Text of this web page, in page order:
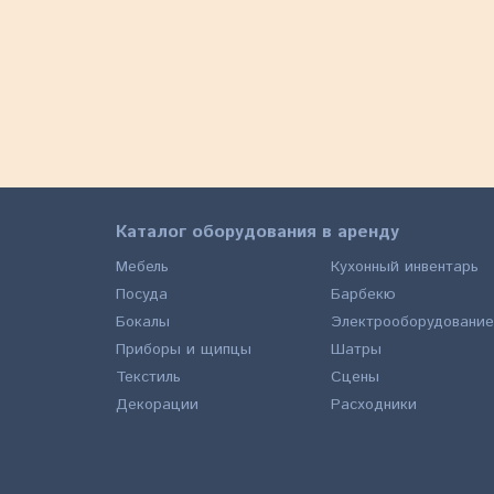
Каталог оборудования в аренду
Мебель
Посуда
Бокалы
Приборы и щипцы
Текстиль
Декорации
Кухонный инвентарь
Барбекю
Электрооборудование
Шатры
Сцены
Расходники